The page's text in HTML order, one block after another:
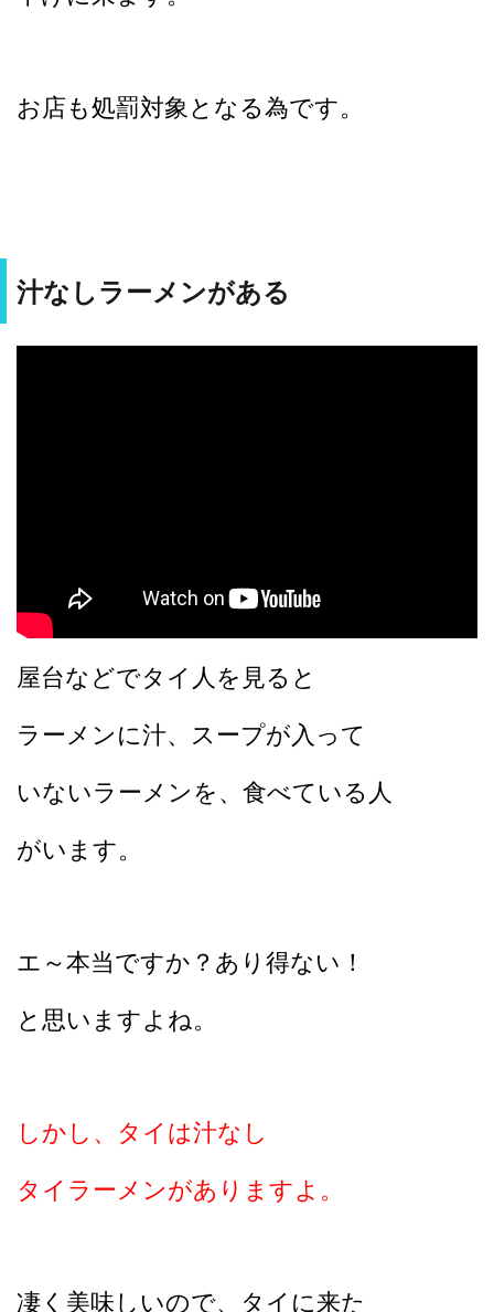
お店も処罰対象となる為です。
汁なしラーメンがある
屋台などでタイ人を見ると
ラーメンに汁、スープが入って
いないラーメンを、 食べている人
がいます。
エ～本当ですか？あり得ない！
と思いますよね。
しかし、タイは汁なし
タイラーメンがありますよ。
凄く美味しいので、タイに来た